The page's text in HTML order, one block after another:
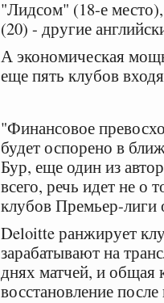
"Лидсом" (18-е
(20) - другие
А экономическая
еще пять клубов
"Финансовое
будет оспорено в
Бур, еще один из
всего, речь идет не о
клубов Премьер-лиги
Deloitte ранжирует
зарабатывают на
днях матчей, и общая
восстановление